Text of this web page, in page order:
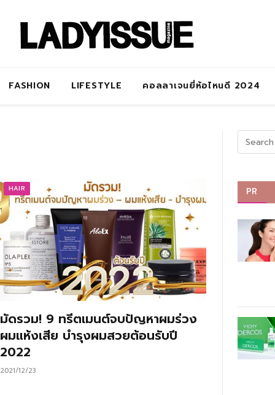
FASHION LIFESTYLE คอลลาเจนยี่ห้อไหนดี 2024
HAIR
มัดรวม! 9 ทรีตเมนต์จบปัญหาผมร่วง
ผมแห้งเสีย บำรุงผมสวยต้อนรับปี
2022
2021/12/23
PR